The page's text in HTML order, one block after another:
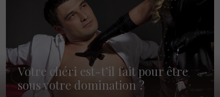
Votre chéri est-t’il fait pour être
sous votre domination ?